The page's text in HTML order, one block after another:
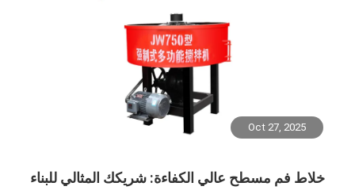
Oct 27, 2025
خلاط فم مسطح عالي الكفاءة: شريكك المثالي للبناء